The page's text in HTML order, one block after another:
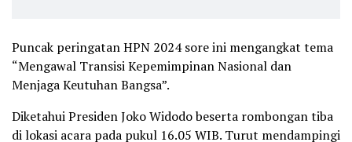
Puncak peringatan HPN 2024 sore ini mengangkat tema
“Mengawal Transisi Kepemimpinan Nasional dan
Menjaga Keutuhan Bangsa”.
Diketahui Presiden Joko Widodo beserta rombongan tiba
di lokasi acara pada pukul 16.05 WIB. Turut mendampingi